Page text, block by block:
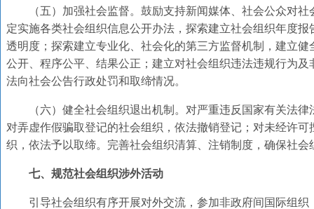
（五）加强社会监督。鼓励支持新闻媒体、社会公众对
定实施各类社会组织信息公开办法，探索建立社会组织年度
透明度；探索建立专业化、社会化的第三方监督机制，建立
公开、程序公平、结果公正；建立对社会组织违法违规行为
法向社会公告行政处罚和取缔情况。
（六）健全社会组织退出机制。对严重违反国家有关法
对弄虚作假骗取登记的社会组织，依法撤销登记；对未经许
织，依法予以取缔。完善社会组织清算、注销制度，确保社
七、规范社会组织涉外活动
引导社会组织有序开展对外交流，参加非政府间国际组